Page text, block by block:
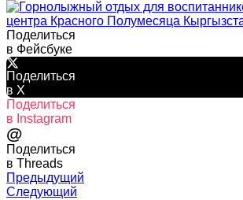
Поделиться
в Фейсбуке
Поделиться
в X
Поделиться
в Instagram
@
Поделиться
в Threads
Предыдущий
Следующий